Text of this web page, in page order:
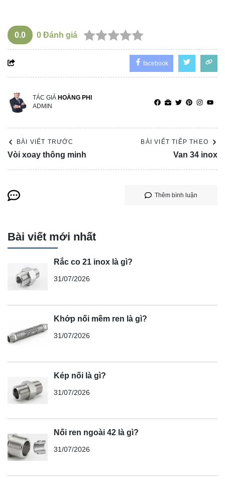
0.0 0 Đánh giá
facebook
TÁC GIẢ HOÀNG PHI
ADMIN
BÀI VIẾT TRƯỚC
Vòi xoay thông minh
BÀI VIẾT TIẾP THEO
Van 34 inox
Thêm bình luận
Bài viết mới nhất
Rắc co 21 inox là gì?
31/07/2026
Khớp nối mềm ren là gì?
31/07/2026
Kép nối là gì?
31/07/2026
Nối ren ngoài 42 là gì?
31/07/2026